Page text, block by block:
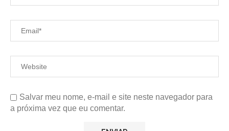
Salvar meu nome, e-mail e site neste navegador para
a próxima vez que eu comentar.